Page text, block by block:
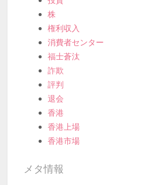
株
権利収入
消費者センター
福士蒼汰
詐欺
評判
退会
香港
香港上場
香港市場
メタ情報